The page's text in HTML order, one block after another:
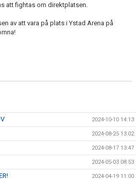
att fightas om direktplatsen.
av att vara på plats i Ystad Arena på
2024-10-10 14:13
2024-08-25 13:02
2024-08-17 13:47
2024-05-03 08:53
2024-04-19 11:00